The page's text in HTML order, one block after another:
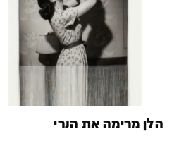
הלן מרימה את הנרי